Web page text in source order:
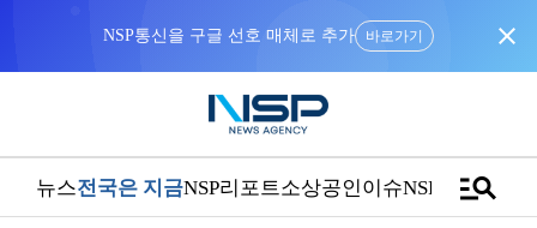
NSP통신을 구글 선호 매체로 추가 바로가기 close
뉴스전국은 지금NSP리포트소상공인이슈NSPTVmanage_search